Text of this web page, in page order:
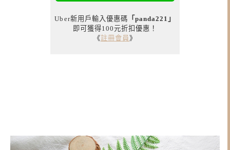
Uber新用戶輸入優惠碼 「panda221」
即可獲得100元折扣優惠！
《註冊會員》